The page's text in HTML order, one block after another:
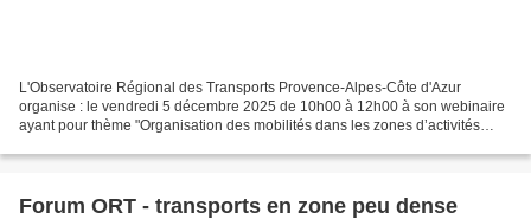
L'Observatoire Régional des Transports Provence-Alpes-Côte d'Azur
organise : le vendredi 5 décembre 2025 de 10h00 à 12h00 à son webinaire
ayant pour thème "Organisation des mobilités dans les zones d’activités
Forum ORT - transports en zone peu dense